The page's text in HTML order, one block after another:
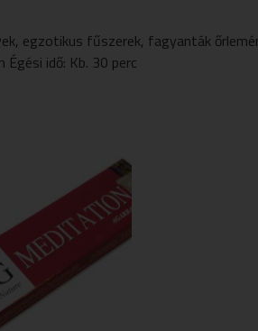
egzotikus fűszerek, fagyanták
idő: Kb. 30 perc